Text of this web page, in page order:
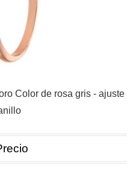
Color de rosa gris - ajuste